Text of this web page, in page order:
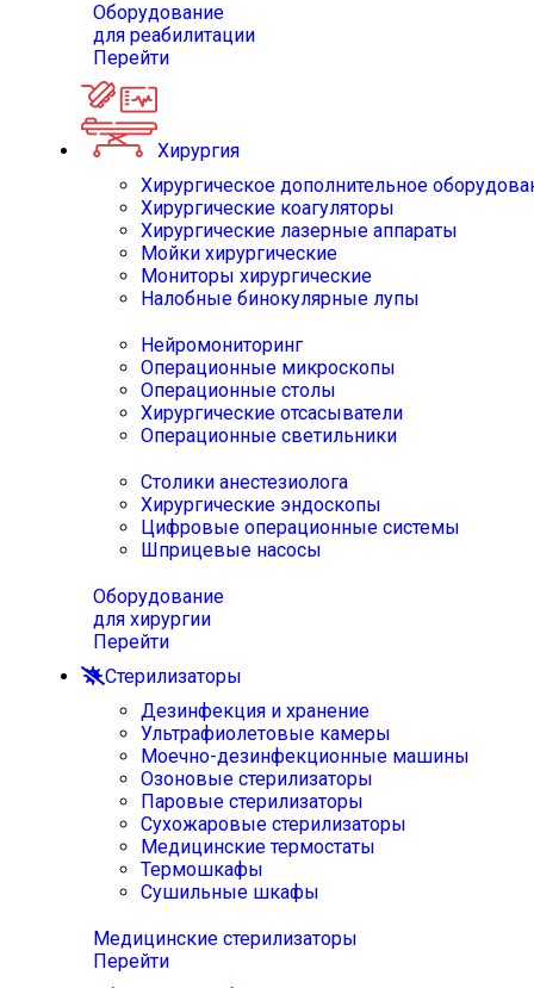
Оборудование
для реабилитации
Перейти
Хирургия
Хирургическое дополнительное
Хирургические коагуляторы
Хирургические лазерные аппараты
Мойки хирургические
Мониторы хирургические
Налобные бинокулярные лупы
Нейромониторинг
Операционные микроскопы
Операционные столы
Хирургические отсасыватели
Операционные светильники
Столики анестезиолога
Хирургические эндоскопы
Цифровые операционные системы
Шприцевые насосы
Оборудование
для хирургии
Перейти
Стерилизаторы
Дезинфекция и хранение
Ультрафиолетовые камеры
Моечно-дезинфекционные машины
Озоновые стерилизаторы
Паровые стерилизаторы
Сухожаровые стерилизаторы
Медицинские термостаты
Термошкафы
Сушильные шкафы
Медицинские стерилизаторы
Перейти